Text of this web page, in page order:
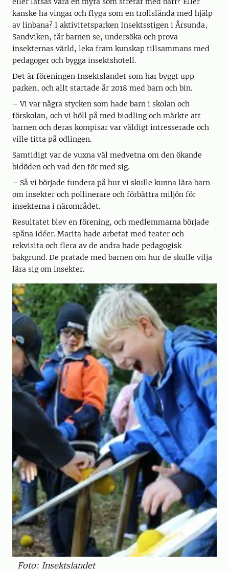
kanske ha vingar och flyga som en trollslända med hjälp
av linbana? I aktivitetsparken Insektsstigen i Årsunda,
Sandviken, får barnen se, undersöka och prova
insekternas värld, leka fram kunskap tillsammans med
pedagoger och bygga insektshotell.
Det är föreningen Insektslandet som har byggt upp
parken, och allt startade år 2018 med barn och bin.
– Vi var några stycken som hade barn i skolan och
förskolan, och vi höll på med biodling och märkte att
barnen och deras kompisar var väldigt intresserade och
ville titta på odlingen.
Samtidigt var de vuxna väl medvetna om den ökande
bidöden och vad den för med sig.
– Så vi började fundera på hur vi skulle kunna lära barn
om insekter och pollinerare och förbättra miljön för
insekterna i närområdet.
Resultatet blev en förening, och medlemmarna började
spåna idéer. Marita hade arbetat med teater och
rekvisita och flera av de andra hade pedagogisk
bakgrund. De pratade med barnen om hur de skulle vilja
lära sig om insekter.
Foto: Insektslandet